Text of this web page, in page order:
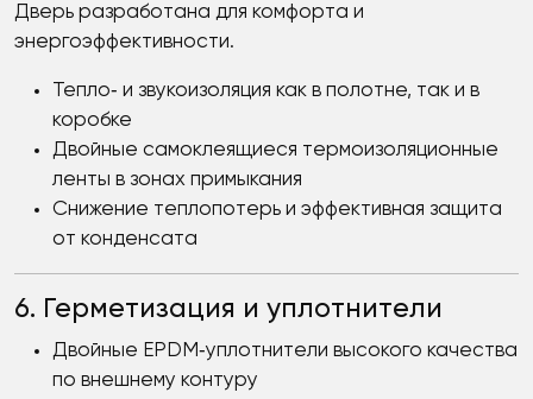
Дверь разработана для комфорта и
энергоэффективности.
Тепло‑ и звукоизоляция как в полотне, так и в
коробке
Двойные самоклеящиеся термоизоляционные
ленты в зонах примыкания
Снижение теплопотерь и эффективная защита
от конденсата
6. Герметизация и уплотнители
Двойные EPDM‑уплотнители высокого качества
по внешнему контуру